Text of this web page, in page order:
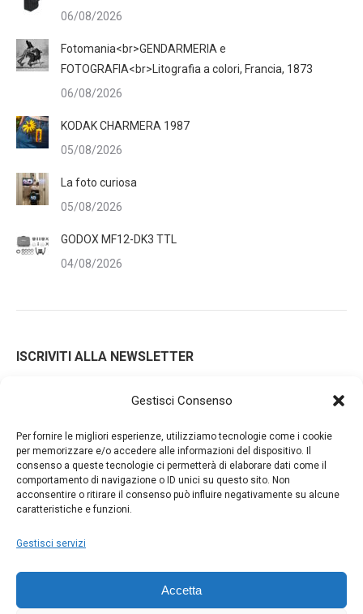
Gestisci Consenso
Per fornire le migliori esperienze, utilizziamo tecnologie come i cookie
per memorizzare e/o accedere alle informazioni del dispositivo. Il
consenso a queste tecnologie ci permetterà di elaborare dati come il
comportamento di navigazione o ID unici su questo sito. Non
acconsentire o ritirare il consenso può influire negativamente su alcune
caratteristiche e funzioni.
Gestisci servizi
Accetta
06/08/2026
Fotomania<br>GENDARMERIA e
FOTOGRAFIA<br>Litografia a colori, Francia, 1873
06/08/2026
KODAK CHARMERA 1987
05/08/2026
La foto curiosa
05/08/2026
GODOX MF12-DK3 TTL
04/08/2026
ISCRIVITI ALLA NEWSLETTER
Iscrivendoti alla nostra newsletter accetti i Termini e le
Condizioni d'Uso del nostro sito web. La tua email potrà essere
utilizzata a fini commerciali e promozionali.